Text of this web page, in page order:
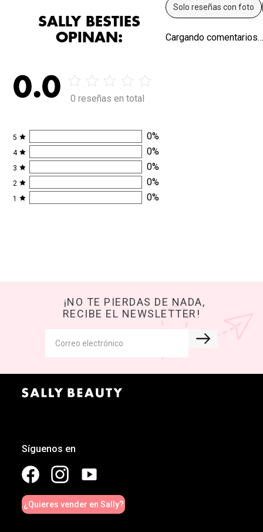
SALLY BESTIES
OPINAN:
0.0 0 reseñas en total
5 0%
4 0%
3 0%
2 0%
1 0%
Solo reseñas con foto
Cargando
¡NO TE PIERDAS DE NADA,
RECIBE EL NEWSLETTER!
Síguenos en
¿Quieres vender en Sally?